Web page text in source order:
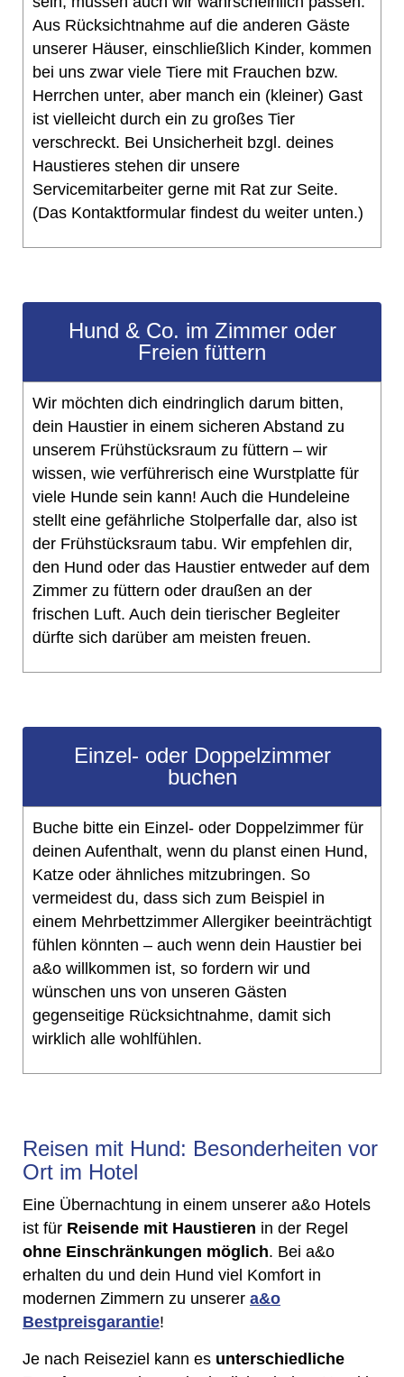
Aus Rücksichtnahme auf die anderen Gäste
unserer Häuser, einschließlich Kinder, kommen
bei uns zwar viele Tiere mit Frauchen bzw.
Herrchen unter, aber manch ein (kleiner) Gast
ist vielleicht durch ein zu großes Tier
verschreckt. Bei Unsicherheit bzgl. deines
Haustieres stehen dir unsere
Servicemitarbeiter gerne mit Rat zur Seite.
(Das Kontaktformular findest du weiter unten.)
Hund & Co. im Zimmer oder
Freien füttern
Wir möchten dich eindringlich darum bitten,
dein Haustier in einem sicheren Abstand zu
unserem Frühstücksraum zu füttern – wir
wissen, wie verführerisch eine Wurstplatte für
viele Hunde sein kann! Auch die Hundeleine
stellt eine gefährliche Stolperfalle dar, also ist
der Frühstücksraum tabu. Wir empfehlen dir,
den Hund oder das Haustier entweder auf dem
Zimmer zu füttern oder draußen an der
frischen Luft. Auch dein tierischer Begleiter
dürfte sich darüber am meisten freuen.
Einzel- oder Doppelzimmer
buchen
Buche bitte ein Einzel- oder Doppelzimmer für
deinen Aufenthalt, wenn du planst einen Hund,
Katze oder ähnliches mitzubringen. So
vermeidest du, dass sich zum Beispiel in
einem Mehrbettzimmer Allergiker beeinträchtigt
fühlen könnten – auch wenn dein Haustier bei
a&o willkommen ist, so fordern wir und
wünschen uns von unseren Gästen
gegenseitige Rücksichtnahme, damit sich
wirklich alle wohlfühlen.
Reisen mit Hund: Besonderheiten vor
Ort im Hotel
Eine Übernachtung in einem unserer a&o Hotels
ist für Reisende mit Haustieren in der Regel
ohne Einschränkungen möglich. Bei a&o
erhalten du und dein Hund viel Komfort in
modernen Zimmern zu unserer a&o
Bestpreisgarantie!
Je nach Reiseziel kann es unterschiedliche